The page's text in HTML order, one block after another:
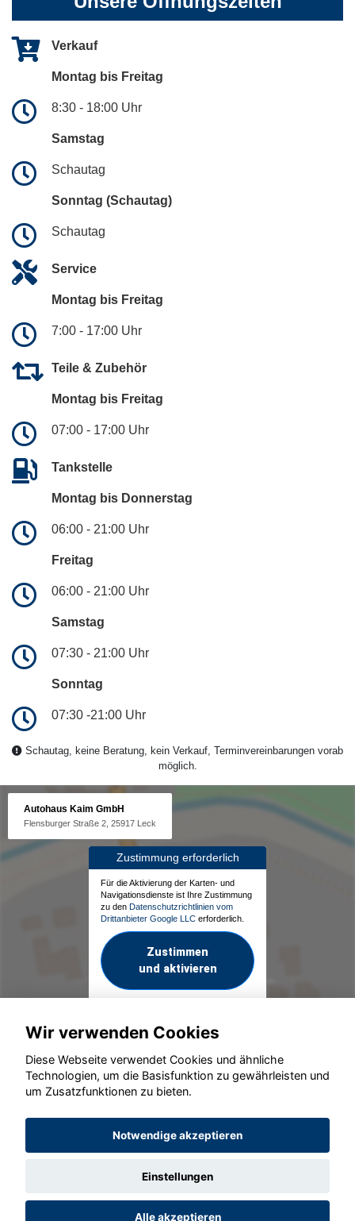
Verkauf
Montag bis Freitag
8:30 - 18:00 Uhr
Samstag
Schautag
Sonntag (Schautag)
Schautag
Service
Montag bis Freitag
7:00 - 17:00 Uhr
Teile & Zubehör
Montag bis Freitag
07:00 - 17:00 Uhr
Tankstelle
Montag bis Donnerstag
06:00 - 21:00 Uhr
Freitag
06:00 - 21:00 Uhr
Samstag
07:30 - 21:00 Uhr
Sonntag
07:30 -21:00 Uhr
Schautag, keine Beratung, kein Verkauf, Terminvereinbarungen vorab
möglich.
Autohaus Kaim GmbH
Flensburger Straße 2, 25917 Leck
Zustimmung erforderlich
Für die Aktivierung der Karten- und
Navigationsdienste ist Ihre Zustimmung
zu den Datenschutzrichtlinien vom
Drittanbieter Google LLC erforderlich.
Zustimmen
und aktivieren
© konjunkturmotor.de GmbH 2020 - 2026
Wir verwenden Cookies
Diese Webseite verwendet Cookies und ähnliche
Technologien, um die Basisfunktion zu gewährleisten und
um Zusatzfunktionen zu bieten.
Notwendige akzeptieren
Einstellungen
Alle akzeptieren